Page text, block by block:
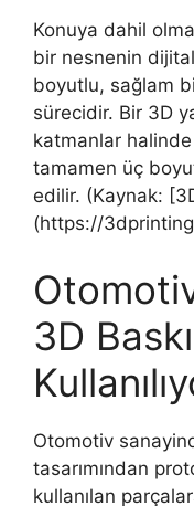
Konuya dahil
bir nesnenin
boyutlu, sağlam
sürecidir. Bir 3D
katmanlar
tamamen üç
edilir. (Kaynak:
(https://
3D
Otomotiv
tasarımından
kullanılan